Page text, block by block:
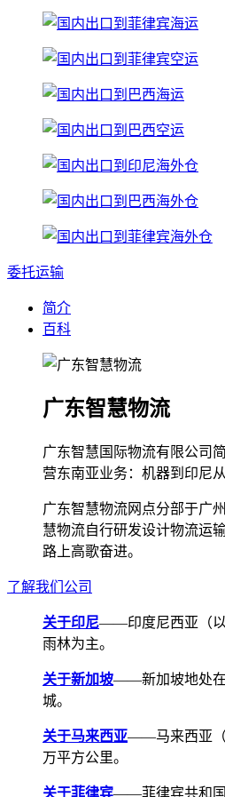
委托运输
简介
百科
广东智慧物流
广东智慧国际物流有限公司
营东南亚业务：机器到印尼
广东智慧物流网点分部于广
慧物流自行研发设计物流运
路上高歌奋进。
了解我们公司
关于印尼——印度尼西亚（以
雨林为主。
关于新加坡——新加坡地处在
城。
关于马来西亚——马来西亚（
万平方公里。
关于菲律宾——菲律宾共和国